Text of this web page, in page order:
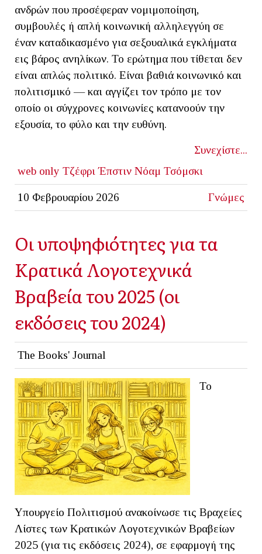
ανδρών που προσέφεραν νομιμοποίηση,
συμβουλές ή απλή κοινωνική αλληλεγγύη σε
έναν καταδικασμένο για σεξουαλικά εγκλήματα
εις βάρος ανηλίκων. Το ερώτημα που τίθεται δεν
είναι απλώς πολιτικό. Είναι βαθιά κοινωνικό και
πολιτισμικό — και αγγίζει τον τρόπο με τον
οποίο οι σύγχρονες κοινωνίες κατανοούν την
εξουσία, το φύλο και την ευθύνη.
Συνεχίστε...
web only Τζέφρι Έπστιν Νόαμ Τσόμσκι
10 Φεβρουαρίου 2026 Γνώμες
Οι υποψηφιότητες για τα
Κρατικά Λογοτεχνικά
Βραβεία του 2025 (οι
εκδόσεις του 2024)
The Books' Journal
Το
Υπουργείο Πολιτισμού ανακοίνωσε τις Βραχείες
Λίστες των Κρατικών Λογοτεχνικών Βραβείων
2025 (για τις εκδόσεις 2024), σε εφαρμογή της